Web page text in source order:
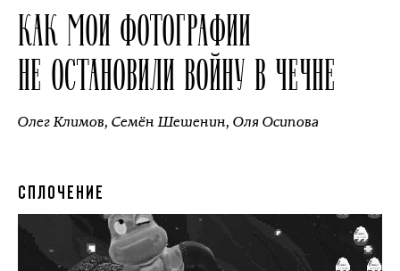
КАК МОИ ФОТОГРАФИИ
НЕ ОСТАНОВИЛИ ВОЙНУ В ЧЕЧНЕ
Олег Климов, Семён Шешенин, Оля Осипова
СПЛОЧЕНИЕ